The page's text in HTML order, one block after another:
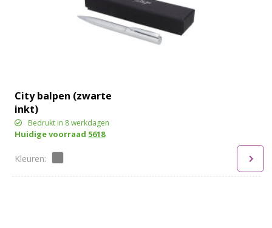
City balpen (zwarte
inkt)
Bedrukt in 8 werkdagen
Huidige voorraad 5618